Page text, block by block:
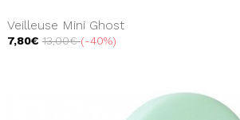
Veilleuse Mini Ghost
7,80€ 13,00€ -40%